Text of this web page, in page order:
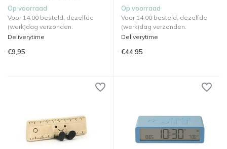
Op voorraad
Voor 14.00 besteld, dezelfde
(werk)dag verzonden.
Deliverytime
€9,95
Op voorraad
Voor 14.00 besteld, dezelfde
(werk)dag verzonden.
Deliverytime
€44,95